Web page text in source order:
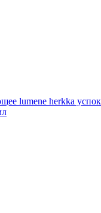
lumene herkka